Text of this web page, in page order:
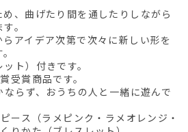
、曲げたり間を通したりしながら
。
アイデア次第で次々に新しい形を
ト）付きです。
受賞商品です。
らず、おうちの人と一緒に遊んで
ース（ラメピンク・ラメオレンジ・